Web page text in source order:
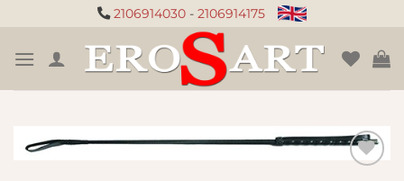
περιεχόμενο
2106914030 - 2106914175